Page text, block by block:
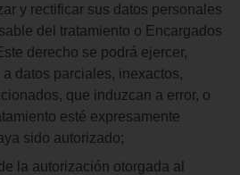
y rectificar sus datos personales
del tratamiento o Encargados
derecho se podrá ejercer,
a datos parciales, inexactos,
que induzcan a error, o
esté expresamente
sido autorizado;
la autorización otorgada al